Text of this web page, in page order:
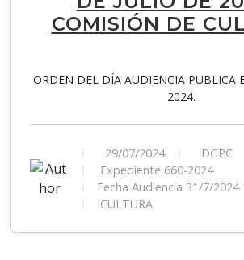
COMISIÓN DE
ORDEN DEL DÍA AUDIENCIA PUBLICA
2024.
29/07/2024
DGPC
Expediente 660-2024
Fecha Audiencia 31/7/2024
CULTURA